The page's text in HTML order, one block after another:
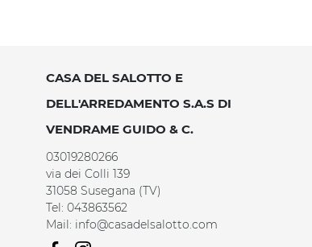
CASA DEL SALOTTO E
DELL'ARREDAMENTO S.A.S DI
VENDRAME GUIDO & C.
03019280266
via dei Colli 139
31058 Susegana (TV)
Tel: 043863562
Mail: info@casadelsalotto.com